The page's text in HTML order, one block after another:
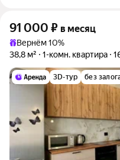
91 000 ₽ в месяц
Вернём 10%
38,8 м²
1-комн. квартира
3D-тур без